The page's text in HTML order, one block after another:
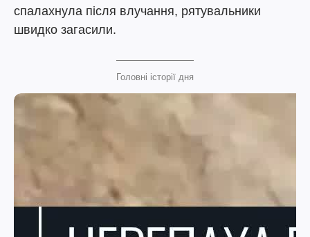
спалахнула після влучання, рятувальники
швидко загасили.
Головні історії дня